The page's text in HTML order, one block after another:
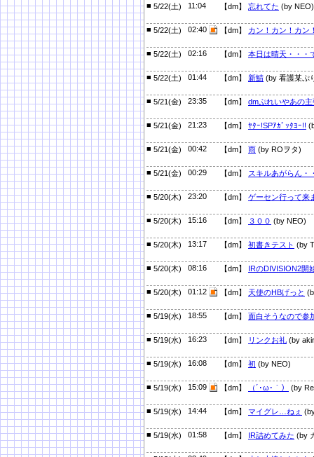
■ 5/22(土) 11:04 【dm】 忘れてた (by NEO)
■ 5/22(土) 02:40 【dm】 カン！カン！カン
■ 5/22(土) 02:16 【dm】 本日は晴天・・・
■ 5/22(土) 01:44 【dm】 新鯖 (by 看護某ぷ
■ 5/21(金) 23:35 【dm】 dmぷれいやあの主
■ 5/21(金) 21:23 【dm】 ﾔﾀｰ!SPｱｶﾞｯﾀﾖｰ!!
■ 5/21(金) 00:42 【dm】 雨 (by ROヲタ)
■ 5/21(金) 00:29 【dm】 スキルあがらん・
■ 5/20(木) 23:20 【dm】 ゲーセン行って来
■ 5/20(木) 15:16 【dm】 ３００ (by NEO)
■ 5/20(木) 13:17 【dm】 初書きテスト (by
■ 5/20(木) 08:16 【dm】 IRのDIVISION2開
■ 5/20(木) 01:12 【dm】 天使のHBげっと
■ 5/19(水) 18:55 【dm】 面白そうなので参
■ 5/19(水) 16:23 【dm】 リンクお礼 (by
■ 5/19(水) 16:08 【dm】 初 (by NEO)
■ 5/19(水) 15:09 【dm】 （´･ω･｀） (by
■ 5/19(水) 14:44 【dm】 マイグレ…ねぇ
■ 5/19(水) 01:58 【dm】 IR詰めてみた (by